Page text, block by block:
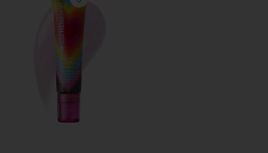
Favorite POUT PRESERVE 限定版リップトリートメント